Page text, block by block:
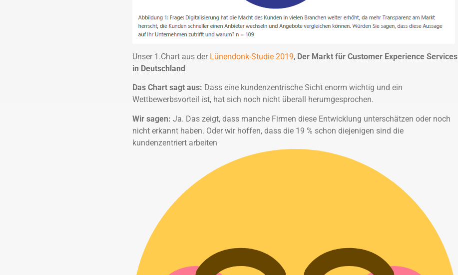
Unser 1.Chart aus der Lünendonk-Studie 2019, Der Markt für Customer Experience Services
in Deutschland
Das Chart sagt aus: Dass eine kundenzentrische Sicht enorm wichtig und ein
Wettbewerbsvorteil ist, hat sich noch nicht überall herumgesprochen.
Wir sagen: Ja. Das zeigt, dass manche Firmen diese Entwicklung unterschätzen oder noch
nicht erkannt haben. Oder wir hoffen, dass die 19 % schon diejenigen sind die
kundenzentriert arbeiten